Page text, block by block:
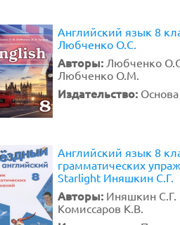
Английский язык 8
Любченко О.С.
Авторы: Любченко
Любченко О.М.
Издательство:
Английский язык 8
грамматических
Starlight Иняшкин С.Г.
Авторы: Иняшкин С.Г.
Комиссаров К.В.